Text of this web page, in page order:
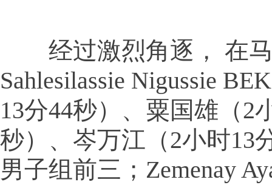
经过激烈角逐， 在马
Sahlesilassie Nigussie
13分44秒）、粟国雄（2
秒）、岑万江（2小时13
男子组前三；Zemenay